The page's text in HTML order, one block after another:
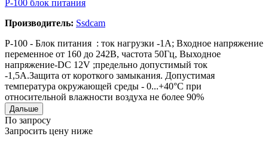
P-100 блок питания
Производитель: Ssdcam
P-100 - Блок питания : ток нагрузки -1A; Входное напряжение
переменное от 160 до 242В, частота 50Гц, Выходное
напряжение-DC 12V ;предельно допустимый ток
-1,5А.Защита от короткого замыкания. Допустимая
температура окружающей среды - 0...+40°C при
относительной влажности воздуха не более 90%
Дальше
По запросу
Запросить цену ниже